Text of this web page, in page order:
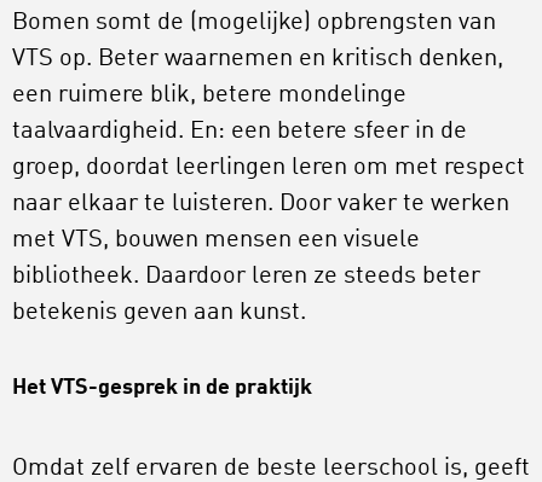
Bomen somt de (mogelijke) opbrengsten van
VTS op. Beter waarnemen en kritisch denken,
een ruimere blik, betere mondelinge
taalvaardigheid. En: een betere sfeer in de
groep, doordat leerlingen leren om met respect
naar elkaar te luisteren. Door vaker te werken
met VTS, bouwen mensen een visuele
bibliotheek. Daardoor leren ze steeds beter
betekenis geven aan kunst.
Het VTS-gesprek in de praktijk
Omdat zelf ervaren de beste leerschool is, geeft